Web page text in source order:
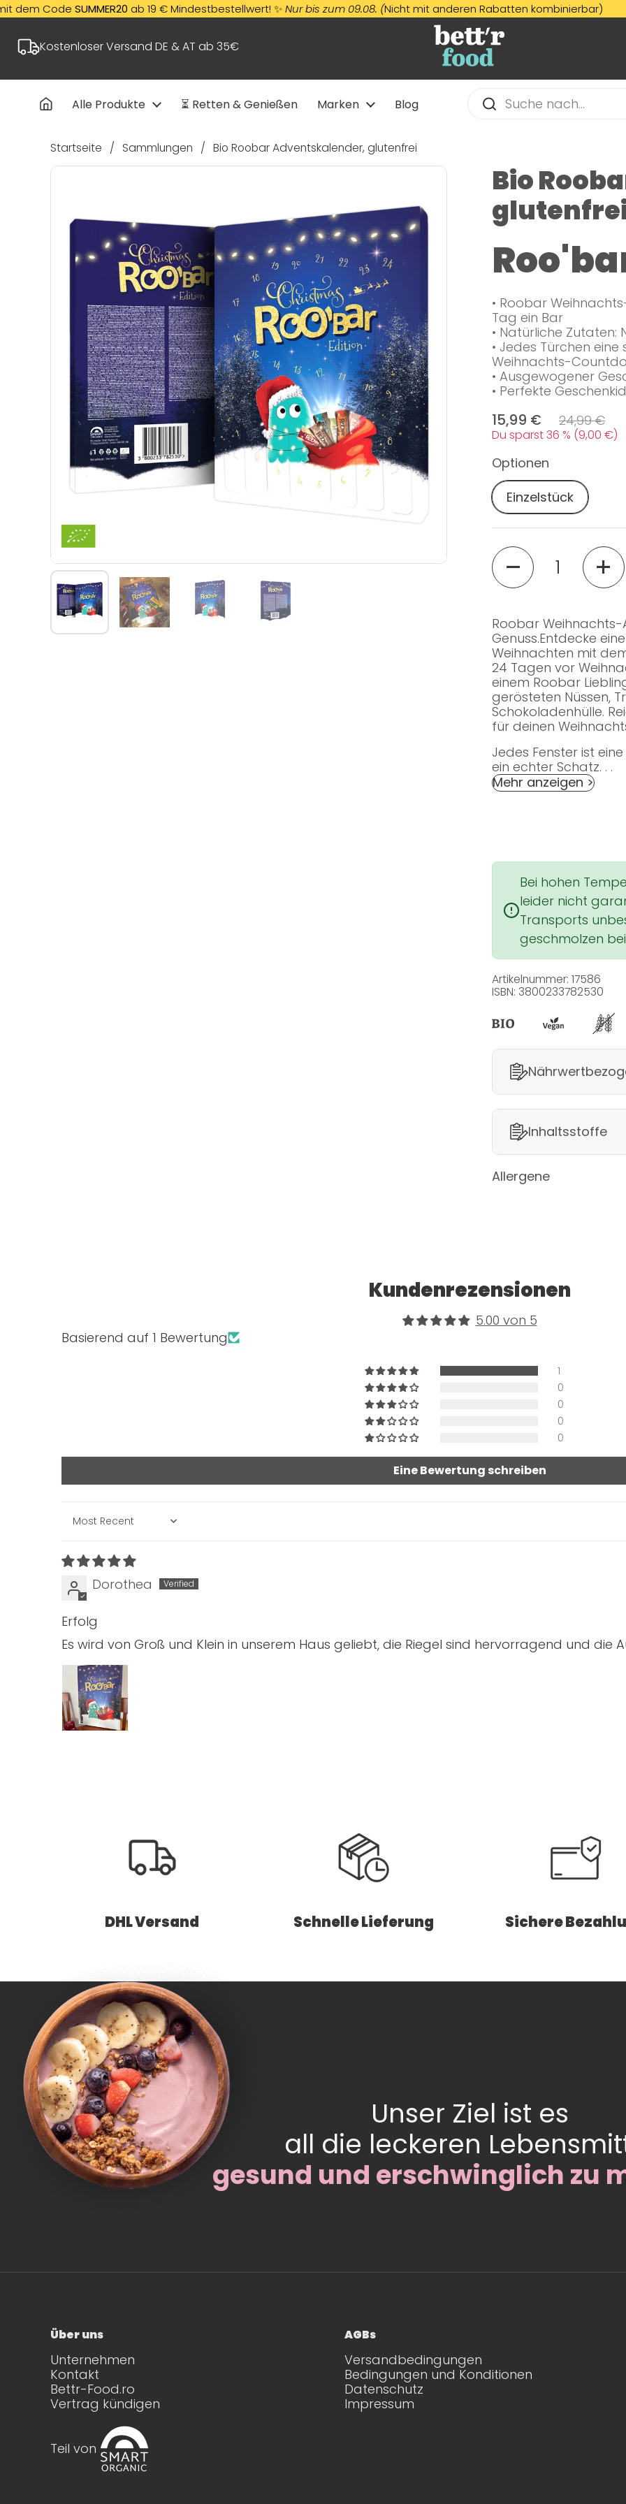
Zum Inhalt springen
Code SUMMER20ab 19 € Mindestbestellwert! ✨Nur bis zum 09.08. (Nicht mit anderen Rabatten kombinierbar)
Kostenloser Versand DE & AT ab 35€
Alle Produkte ⏳ Retten & Genießen Marken Blog
Startseite / Sammlungen / Bio Roobar Adventskalender, glutenfrei
Bio
• Roobar
Tag ein Bar
• Natürliche Zutaten:
• Jedes Türchen
Weihnachts-
• Ausgewogener
• Perfekte
15,99 € 24,99 €
Du sparst 36 % (9,00 €)
Optionen
Einzelstück
Menge
Roobar
Genuss.Entdecke
Weihnachten mit
24 Tagen vor
einem Roobar
gerösteten Nüssen,
Schokoladenhülle.
für deinen
Jedes Fenster ist
ein echter Schatz. . .
Mehr anzeigen >
Bei hohen
leider nicht
Transports
geschmolzen
Artikelnummer: 17586
ISBN: 3800233782530
Inhaltsstoffe
Allergene
Kundenrezensionen
5.00 von 5
Basierend auf 1 Bewertung
1
0
0
0
0
Eine Bewertung schreiben
Sort by
Dorothea
Erfolg
Es wird von Groß und Klein in unserem Haus geliebt, die Riegel sind hervorragend und die
DHL Versand Schnelle Lieferung Sichere
Unser Ziel ist es
all die leckeren
gesund und erschwinglich zu
Über uns
Unternehmen
Kontakt
Bettr-Food.ro
Vertrag kündigen
Teil von
AGBs
Versandbedingungen
Bedingungen und Konditionen
Datenschutz
Impressum